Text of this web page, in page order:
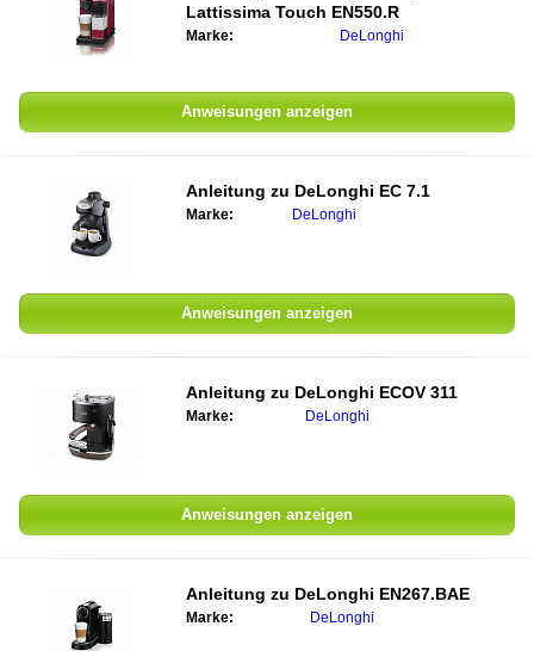
Lattissima Touch EN550.R
Marke: DeLonghi
Anweisungen anzeigen
Anleitung zu DeLonghi EC 7.1
Marke: DeLonghi
Anweisungen anzeigen
Anleitung zu DeLonghi ECOV 311
Marke: DeLonghi
Anweisungen anzeigen
Anleitung zu DeLonghi EN267.BAE
Marke: DeLonghi